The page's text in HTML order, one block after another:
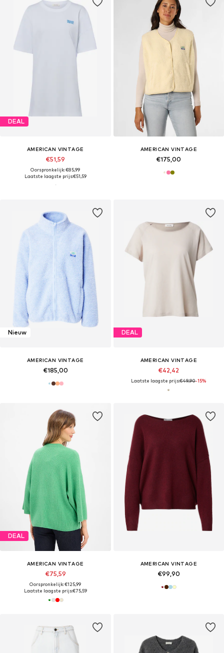
DEAL
AMERICAN VINTAGE
€51,59
Oorspronkelijk: €85,99
Laatste laagste prijs:€51,59
AMERICAN VINTAGE
€175,00
Nieuw
AMERICAN VINTAGE
€185,00
DEAL
AMERICAN VINTAGE
€42,42
Laatste laagste prijs:€49,90-15%
DEAL
AMERICAN VINTAGE
€75,59
Oorspronkelijk: €125,99
Laatste laagste prijs:€75,59
AMERICAN VINTAGE
€99,90